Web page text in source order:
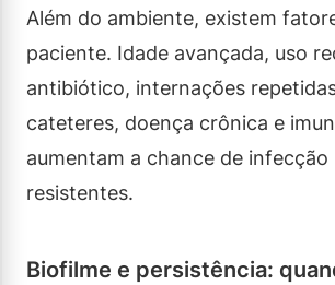
Além do ambiente, existem
paciente. Idade avançada, uso
antibiótico, internações
cateteres, doença crônica e
aumentam a chance de
resistentes.
Biofilme e persistência: